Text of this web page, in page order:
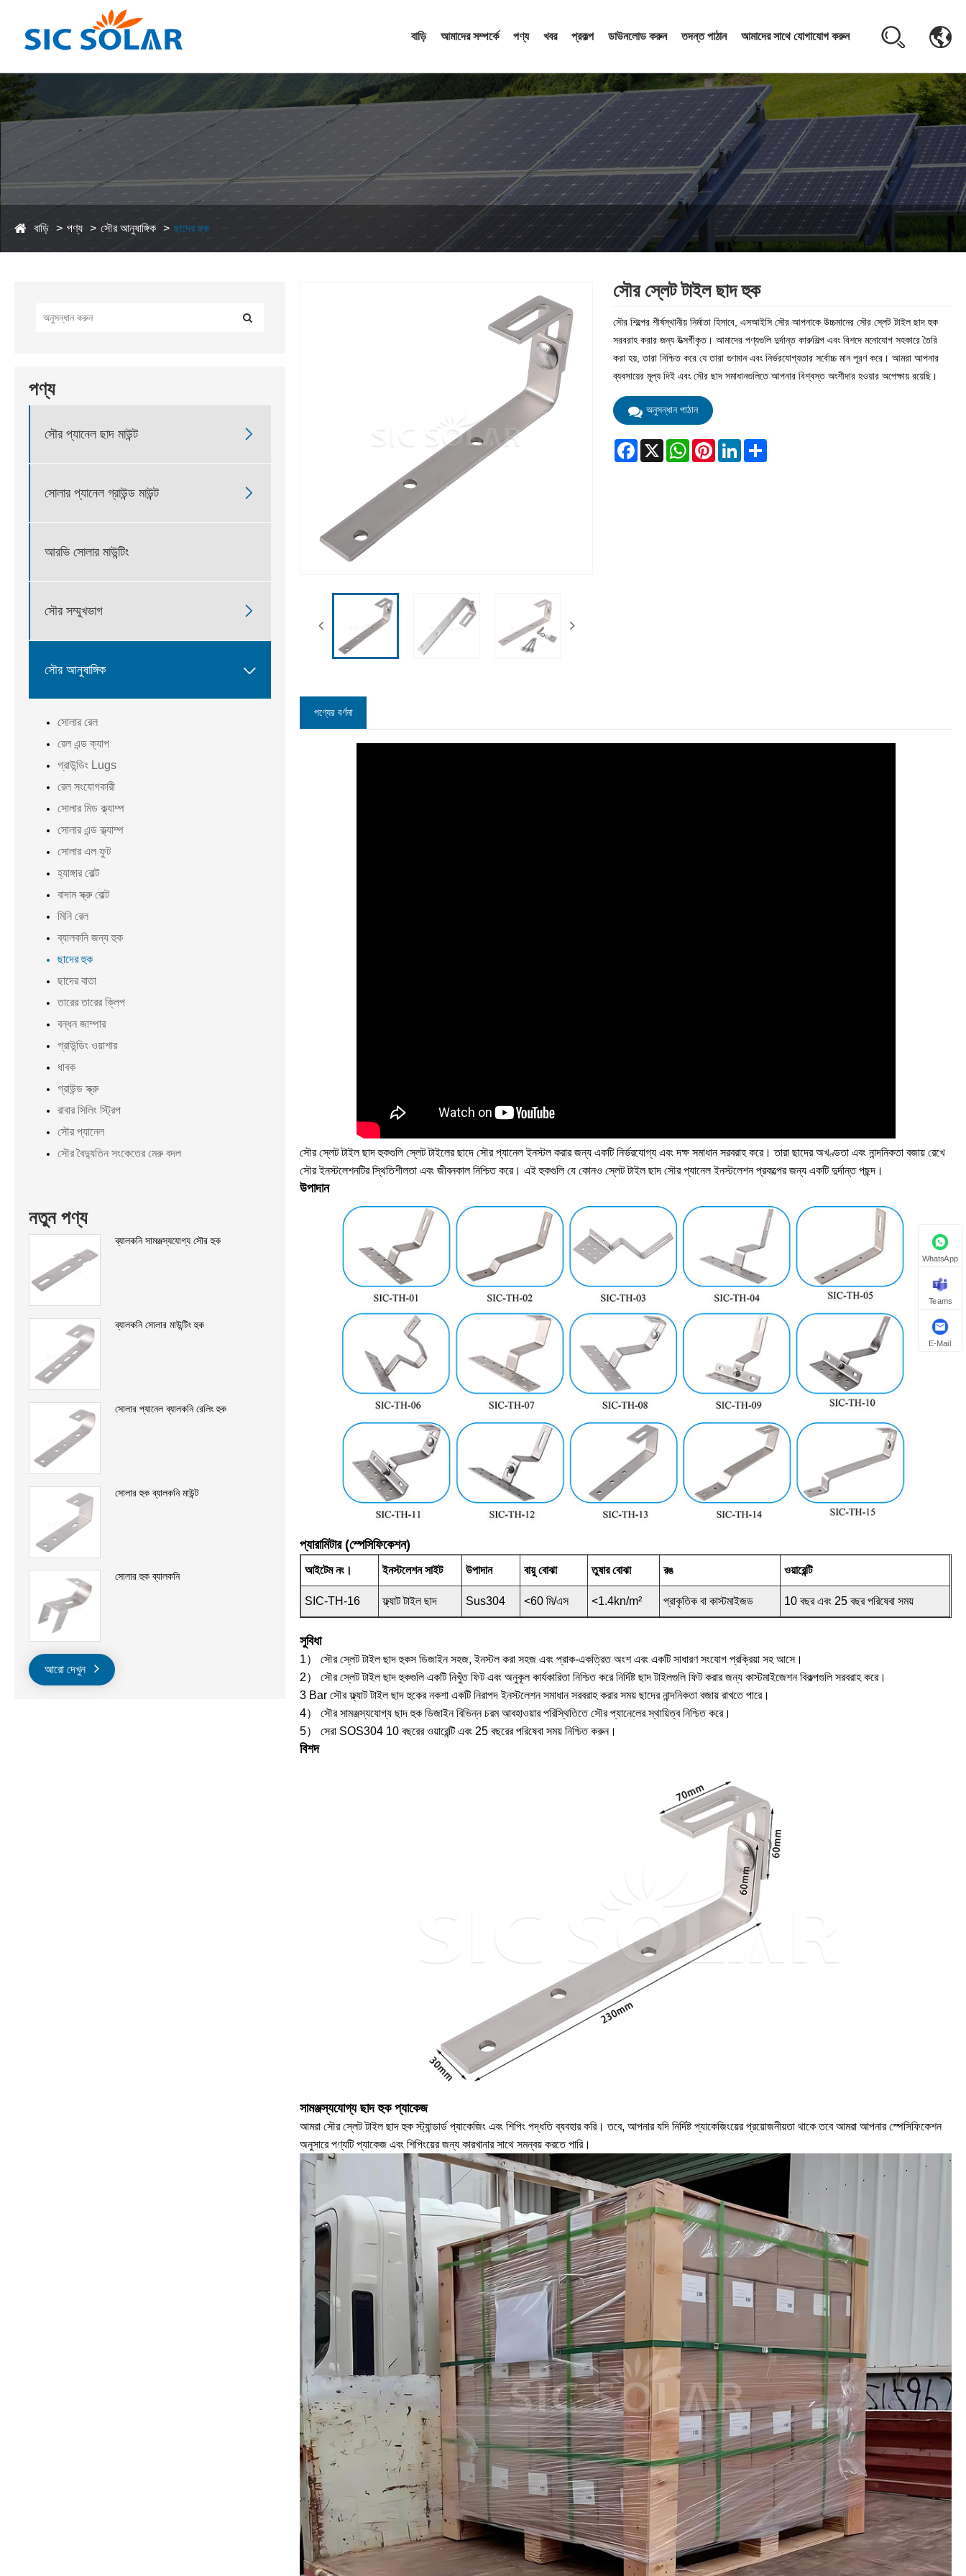
বাড়ি আমাদের সম্পর্কে পণ্য খবর প্রকল্প ডাউনলোড করুন তদন্ত পাঠান আমাদের সাথে যোগাযোগ করুন
বাড়ি পণ্য সৌর আনুষাঙ্গিক ছাদের হুক
পণ্য
সৌর প্যানেল ছাদ মাউন্ট 
সোলার প্যানেল গ্রাউন্ড মাউন্ট 
আরভি সোলার মাউন্টিং
সৌর সম্মুখভাগ 
সৌর আনুষাঙ্গিক 
সোলার রেল
রেল এন্ড ক্যাপ
গ্রাউন্ডিং Lugs
রেল সংযোগকারী
সোলার মিড ক্ল্যাম্প
সোলার এন্ড ক্ল্যাম্প
সোলার এল ফুট
হ্যাঙ্গার বোল্ট
বাদাম স্ক্রু বোল্ট
মিনি রেল
ব্যালকনি জন্য হুক
ছাদের হুক
ছাদের বাতা
তারের তারের ক্লিপ
বন্ধন জাম্পার
গ্রাউন্ডিং ওয়াশার
ধাবক
গ্রাউন্ড স্ক্রু
রাবার সিলিং স্ট্রিপ
সৌর প্যানেল
সৌর বৈদ্যুতিন সংকেতের মেরু বদল
নতুন পণ্য
ব্যালকনি সামঞ্জস্যযোগ্য সৌর হুক
ব্যালকনি সোলার মাউন্টিং হুক
সোলার প্যানেল ব্যালকনি রেলিং হুক
সোলার হুক ব্যালকনি মাউন্ট
সোলার হুক ব্যালকনি
আরো দেখুন
সৌর স্লেট টাইল ছাদ হুক
সৌর শিল্পের শীর্ষস্থানীয় নির্মাতা হিসাবে, এসআইসি সৌর আপনাকে উচ্চমানের সৌর স্লেট টাইল ছাদ হুক
সরবরাহ করার জন্য উত্সর্গীকৃত। আমাদের পণ্যগুলি দুর্দান্ত কারুশিল্প এবং বিশদে মনোযোগ সহকারে তৈরি
করা হয়, তারা নিশ্চিত করে যে তারা গুণমান এবং নির্ভরযোগ্যতার সর্বোচ্চ মান পূরণ করে। আমরা আপনার
ব্যবসায়ের মূল্য দিই এবং সৌর ছাদ সমাধানগুলিতে আপনার বিশ্বস্ত অংশীদার হওয়ার অপেক্ষায় রয়েছি।
অনুসন্ধান পাঠান
Facebook
X WhatsAppPinterestLinkedInShare
পণ্যের বর্ণনা
সৌর স্লেট টাইল ছাদ হুকগুলি স্লেট টাইলের ছাদে সৌর প্যানেল ইনস্টল করার জন্য একটি নির্ভরযোগ্য এবং দক্ষ সমাধান সরবরাহ করে। তারা ছাদের অখণ্ডতা এবং নান্দনিকতা বজায় রেখে
সৌর ইনস্টলেশনটির স্থিতিশীলতা এবং জীবনকাল নিশ্চিত করে। এই হুকগুলি যে কোনও স্লেট টাইল ছাদ সৌর প্যানেল ইনস্টলেশন প্রকল্পের জন্য একটি দুর্দান্ত পছন্দ।
উপাদান
প্যারামিটার (স্পেসিফিকেশন)
আইটেম নং। ইনস্টলেশন সাইট উপাদান বায়ু বোঝা তুষার বোঝা রঙ ওয়ারেন্টি
SIC-TH-16 ফ্ল্যাট টাইল ছাদ Sus304 <60 মি/এস <1.4kn/m² প্রাকৃতিক বা কাস্টমাইজড 10 বছর এবং 25 বছর পরিষেবা সময়
সুবিধা
1） সৌর স্লেট টাইল ছাদ হুকস ডিজাইন সহজ, ইনস্টল করা সহজ এবং প্রাক-একত্রিত অংশ এবং একটি সাধারণ সংযোগ প্রক্রিয়া সহ আসে।
2） সৌর স্লেট টাইল ছাদ হুকগুলি একটি নিখুঁত ফিট এবং অনুকূল কার্যকারিতা নিশ্চিত করে নির্দিষ্ট ছাদ টাইলগুলি ফিট করার জন্য কাস্টমাইজেশন বিকল্পগুলি সরবরাহ করে।
3 Bar সৌর ফ্ল্যাট টাইল ছাদ হুকের নকশা একটি নিরাপদ ইনস্টলেশন সমাধান সরবরাহ করার সময় ছাদের নান্দনিকতা বজায় রাখতে পারে।
4） সৌর সামঞ্জস্যযোগ্য ছাদ হুক ডিজাইন বিভিন্ন চরম আবহাওয়ার পরিস্থিতিতে সৌর প্যানেলের স্থায়িত্ব নিশ্চিত করে।
5） সেরা SOS304 10 বছরের ওয়ারেন্টি এবং 25 বছরের পরিষেবা সময় নিশ্চিত করুন।
বিশদ
সামঞ্জস্যযোগ্য ছাদ হুক প্যাকেজ
আমরা সৌর স্লেট টাইল ছাদ হুক স্ট্যান্ডার্ড প্যাকেজিং এবং শিপিং পদ্ধতি ব্যবহার করি। তবে, আপনার যদি নির্দিষ্ট প্যাকেজিংয়ের প্রয়োজনীয়তা থাকে তবে আমরা আপনার স্পেসিফিকেশন
অনুসারে পণ্যটি প্যাকেজ এবং শিপিংয়ের জন্য কারখানার সাথে সমন্বয় করতে পারি।
WhatsApp
Teams
E-Mail